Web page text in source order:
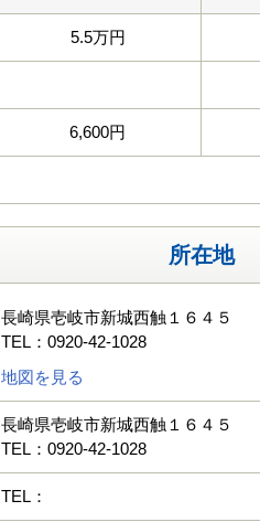
5.5万円
6,600円
所在地
長崎県壱岐市新城西触１６４５
TEL：0920-42-1028
地図を見る
長崎県壱岐市新城西触１６４５
TEL：0920-42-1028
TEL：